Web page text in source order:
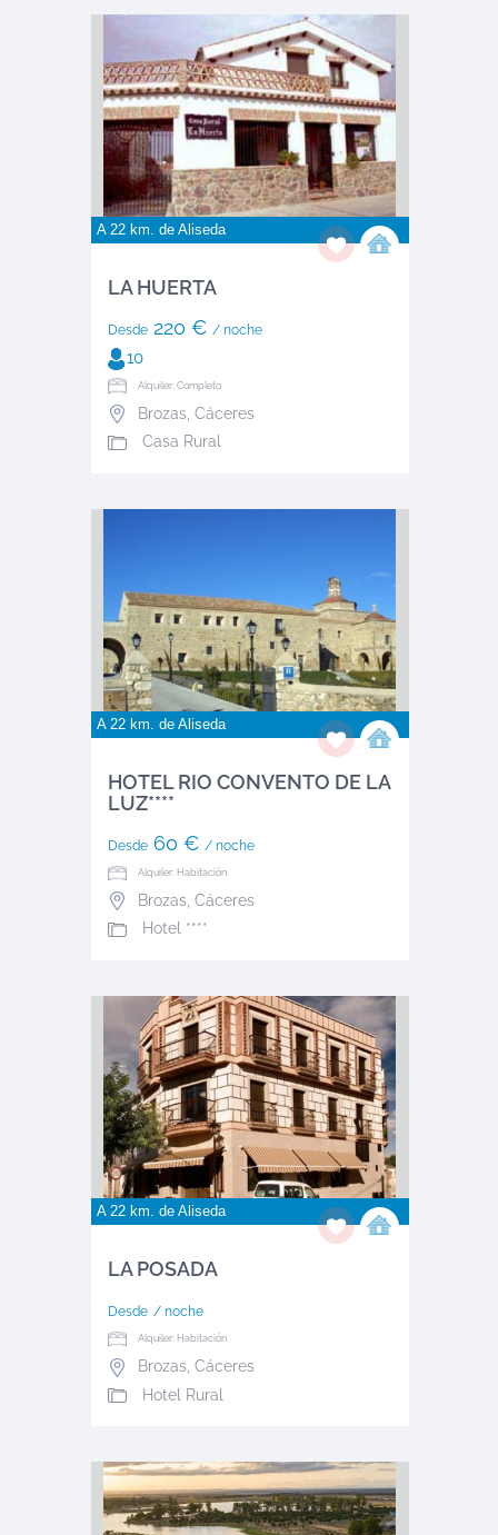
A 22 km. de Aliseda
LA HUERTA
Desde220 € / noche
10
Alquiler: Completo
Brozas, Cáceres
Casa Rural
A 22 km. de Aliseda
HOTEL RIO CONVENTO DE LA
LUZ****
Desde60 € / noche
Alquiler: Habitación
Brozas, Cáceres
Hotel ****
A 22 km. de Aliseda
LA POSADA
Desde / noche
Alquiler: Habitación
Brozas, Cáceres
Hotel Rural